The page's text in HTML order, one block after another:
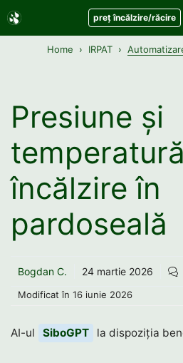
Sari
la
preț încălzire/răcire
Home IRPAT
Presiune și
încălzire în
pardoseală
Bogdan C. 24 martie 2026
Modificat în 16 iunie 2026
AI-ul SiboGPT la dispoziția